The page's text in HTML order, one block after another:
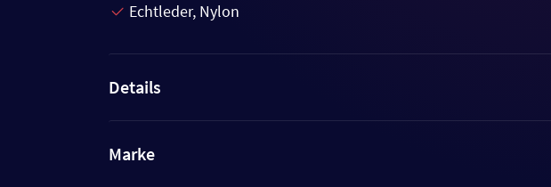
Echtleder, Nylon
Details
Marke